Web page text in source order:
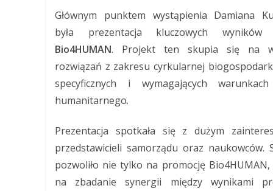
Głównym punktem wystąpienia Damiana
była prezentacja kluczowych wyników
Bio4HUMAN. Projekt ten skupia się na
rozwiązań z zakresu cyrkularnej
specyficznych i wymagających
humanitarnego.
Prezentacja spotkała się z dużym
przedstawicieli samorządu oraz naukowców.
pozwoliło nie tylko na promocję
na zbadanie synergii między wynikami